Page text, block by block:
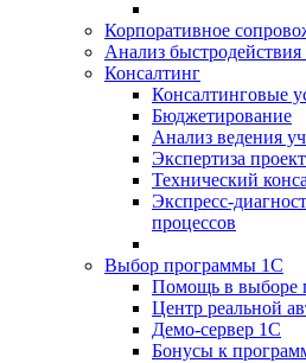
Корпоративное
Анализ
Консалтинг
Консалтинговые
Бюджетирование
Анализ ведения
Экспертиза
Технический
Экспресс-
процессов
Выбор программы 1С
Помощь в выборе
Центр реальной
Демо-сервер 1С
Бонусы к